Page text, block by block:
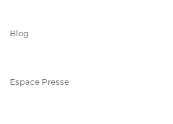
Blog
Espace Presse